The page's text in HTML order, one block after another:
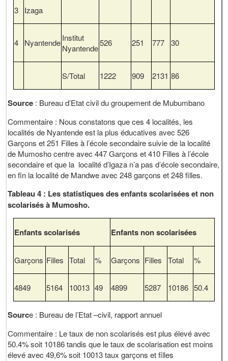
3 Izaga
4 NyantendeInstitut
Nyantende
526 251 777 30
S/Total 1222 909 2131 86
Source : Bureau d’Etat civil du groupement de Mubumbano
Commentaire : Nous constatons que ces 4 localités, les
localités de Nyantende est la plus éducatives avec 526
Garçons et 251 Filles à l’école secondaire suivie de la localité
de Mumosho centre avec 447 Garçons et 410 Filles à l’école
secondaire et que la localité d’Igaza n’a pas d’école secondaire,
en fin la localité de Mandwe avec 248 garçons et 248 filles.
Tableau 4 : Les statistiques des enfants scolarisées et non
scolarisés à Mumosho.
Enfants scolarisés Enfants non scolarisées
Garçons Filles Total % Garçons Filles Total %
4849 5164 10013 49 4899 5287 10186 50.4
Source : Bureau de l’Etat –civil, rapport annuel
Commentaire : Le taux de non scolarisés est plus élevé avec
50.4% soit 10186 tandis que le taux de scolarisation est moins
élevé avec 49,6% soit 10013 taux garçons et filles